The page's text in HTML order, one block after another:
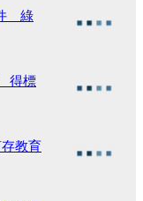
綠
得標
教育